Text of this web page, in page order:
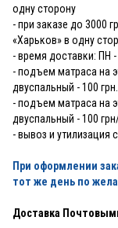
одну сторону
- при заказе до 3000
«Харьков» в одну
- время доставки: ПН
- подъем матраса на
двуспальный - 100 грн.
- подъем матраса на
двуспальный - 100
- вывоз и утилизация
При оформлении
тот же день по
Доставка